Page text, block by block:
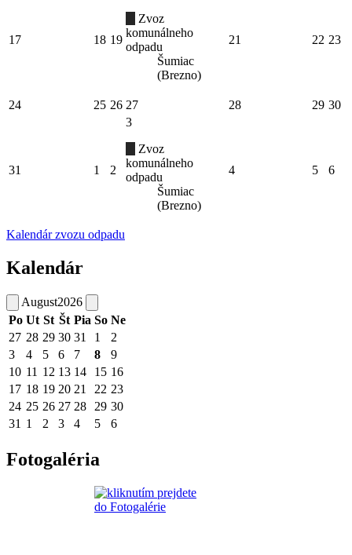
17 18 19
Zvoz
komunálneho
odpadu
Šumiac
(Brezno)
21 22 23
24 25 26 27 28 29 30
31 1 2
3
Zvoz
komunálneho
odpadu
Šumiac
(Brezno)
4 5 6
Kalendár zvozu odpadu
Kalendár
August2026
Po Ut St Št Pia So Ne
27 28 29 30 31 1
2
3
4 5 6 7 8
9
10 11 12 13 14 15 16
17 18 19 20 21 22 23
24 25 26 27 28 29 30
31 1 2 3 4 5 6
Fotogaléria